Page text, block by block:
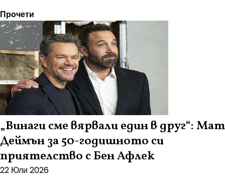
Прочети
„Винаги сме вярвали един в друг“: Мат
Деймън за 50-годишното си
приятелство с Бен Афлек
22 Юли 2026